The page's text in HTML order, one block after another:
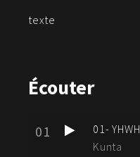
texte
Écouter
01
01- YHWH
Kunta